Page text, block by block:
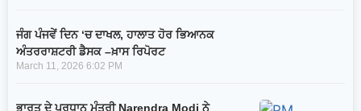
ਜੰਗ ਪੰਜਵੇਂ ਦਿਨ ‘ਚ ਦਾਖਲ, ਹਾਲਾਤ ਹੋਰ ਭਿਆਨਕ
ਅੰਤਰਰਾਸ਼ਟਰੀ ਡੈਸਕ –ਖ਼ਾਸ ਰਿਪੋਰਟ
March 11, 2026 6:02 PM
ਭਾਰਤ ਦੇ ਪ੍ਰਧਾਨ ਮੰਤਰੀ Narendra Modi ਨੇ